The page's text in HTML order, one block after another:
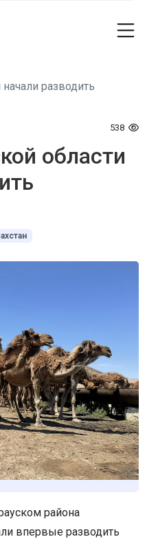
разводить
538
области
района
впервые разводить